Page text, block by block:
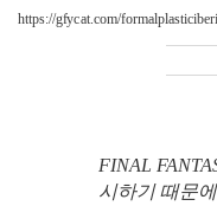
https://gfycat.com/
FINAL
시하기 때문